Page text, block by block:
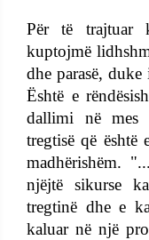
Për të trajtuar
kuptojmë
dhe parasë,
Është e
dallimi në mes
tregtisë që është
madhërishëm.
njëjtë sikurse
tregtinë dhe e
kaluar në një